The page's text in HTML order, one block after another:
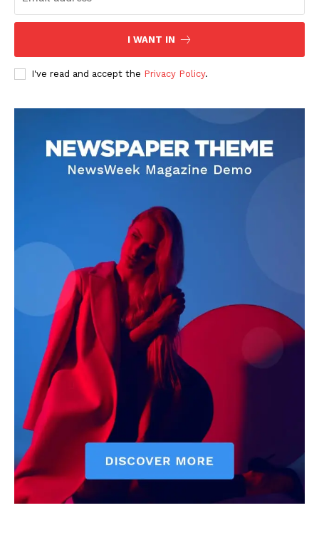
AIN NEWS 1
Contact Us
Privacy Policy
Terms of Use Agreement
Facebook
X WhatsApp
Share
I WANT IN
I've read and accept the Privacy Policy.